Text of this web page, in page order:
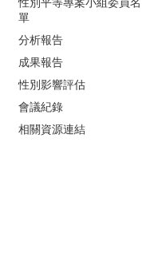
單
分析報告
成果報告
性別影響評估
會議紀錄
相關資源連結